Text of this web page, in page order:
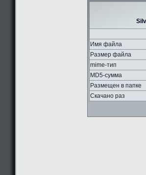
Имя файла
Размер файла
mime-тип
MD5-сумма
Размещен в папке
Скачано раз